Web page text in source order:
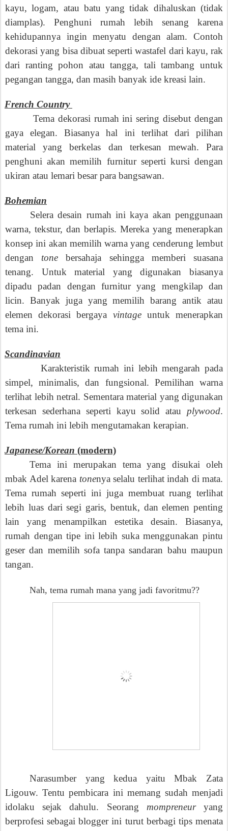
kayu, logam, atau batu yang tidak dihaluskan (tidak
diamplas). Penghuni rumah lebih senang karena
kehidupannya ingin menyatu dengan alam. Contoh
dekorasi yang bisa dibuat seperti wastafel dari kayu, rak
dari ranting pohon atau tangga, tali tambang untuk
pegangan tangga, dan masih banyak ide kreasi lain.
French Country
Tema dekorasi rumah ini sering disebut dengan
gaya elegan. Biasanya hal ini terlihat dari pilihan
material yang berkelas dan terkesan mewah. Para
penghuni akan memilih furnitur seperti kursi dengan
ukiran atau lemari besar para bangsawan.
Bohemian
Selera desain rumah ini kaya akan penggunaan
warna, tekstur, dan berlapis. Mereka yang menerapkan
konsep ini akan memilih warna yang cenderung lembut
dengan tone bersahaja sehingga memberi suasana
tenang. Untuk material yang digunakan biasanya
dipadu padan dengan furnitur yang mengkilap dan
licin. Banyak juga yang memilih barang antik atau
elemen dekorasi bergaya vintageuntuk menerapkan
tema ini.
Scandinavian
Karakteristik rumah ini lebih mengarah pada
simpel, minimalis, dan fungsional. Pemilihan warna
terlihat lebih netral. Sementara material yang digunakan
terkesan sederhana seperti kayu solid atau plywood.
Tema rumah ini lebih mengutamakan kerapian.
Japanese/Korean (modern)
Tema ini merupakan tema yang disukai oleh
mbak Adel karena tonenya selalu terlihat indah di mata.
Tema rumah seperti ini juga membuat ruang terlihat
lebih luas dari segi garis, bentuk, dan elemen penting
lain yang menampilkan estetika desain. Biasanya,
rumah dengan tipe ini lebih sukamenggunakanpintu
geser dan memilih sofa tanpa sandaran bahu maupun
tangan.
Nah, tema rumah mana yang jadi favoritmu??
Narasumber yang kedua yaitu Mbak Zata
Ligouw. Tentu pembicara ini memang sudah menjadi
idolaku sejak dahulu. Seorang mompreneuryang
berprofesi sebagai blogger ini turut berbagi tips menata